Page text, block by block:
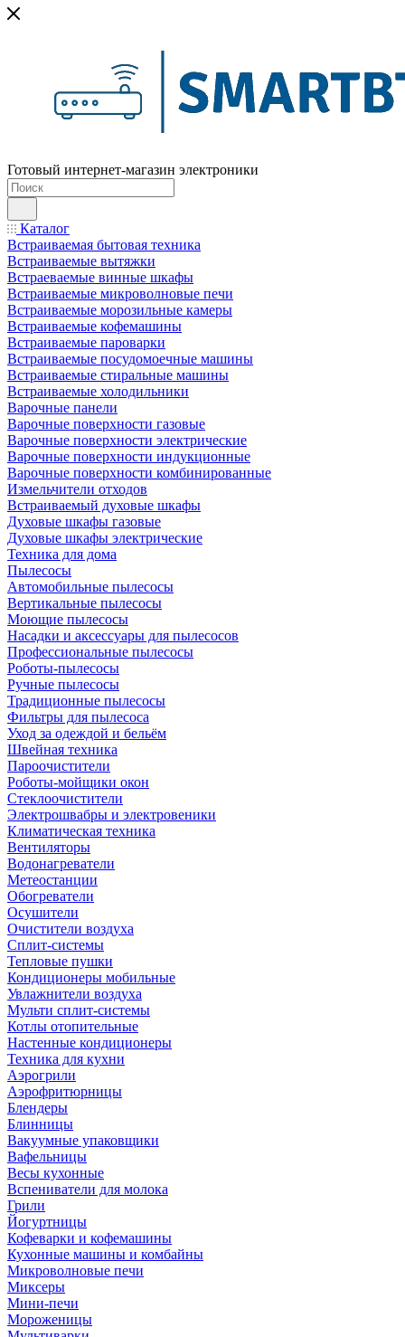
Готовый интернет-магазин электроники
Каталог
Встраиваемая бытовая техника
Встраиваемые вытяжки
Встраеваемые винные шкафы
Встраиваемые микроволновые печи
Встраиваемые морозильные камеры
Встраиваемые кофемашины
Встраиваемые пароварки
Встраиваемые посудомоечные машины
Встраиваемые стиральные машины
Встраиваемые холодильники
Варочные панели
Варочные поверхности газовые
Варочные поверхности электрические
Варочные поверхности индукционные
Варочные поверхности комбинированные
Измельчители отходов
Встраиваемый духовые шкафы
Духовые шкафы газовые
Духовые шкафы электрические
Техника для дома
Пылесосы
Автомобильные пылесосы
Вертикальные пылесосы
Моющие пылесосы
Насадки и аксессуары для пылесосов
Профессиональные пылесосы
Роботы-пылесосы
Ручные пылесосы
Традиционные пылесосы
Фильтры для пылесоса
Уход за одеждой и бельём
Швейная техника
Пароочистители
Роботы-мойщики окон
Стеклоочистители
Электрошвабры и электровеники
Климатическая техника
Вентиляторы
Водонагреватели
Метеостанции
Обогреватели
Осушители
Очистители воздуха
Сплит-системы
Тепловые пушки
Кондиционеры мобильные
Увлажнители воздуха
Мульти сплит-системы
Котлы отопительные
Настенные кондиционеры
Техника для кухни
Аэрогрили
Аэрофритюрницы
Блендеры
Блинницы
Вакуумные упаковщики
Вафельницы
Весы кухонные
Вспениватели для молока
Грили
Йогуртницы
Кофеварки и кофемашины
Кухонные машины и комбайны
Микроволновые печи
Миксеры
Мини-печи
Мороженицы